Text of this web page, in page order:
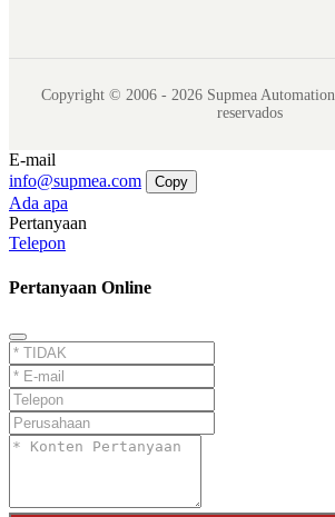
Copyright © 2006 - 2026 Supmea Automation
reservados
E-mail
info@supmea.com
Copy
Ada apa
Pertanyaan
Telepon
Pertanyaan Online